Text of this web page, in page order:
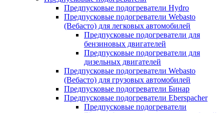
Предпусковые подогреватели Hydro
Предпусковые подогреватели Webasto
(Вебасто) для легковых автомобилей
Предпусковые подогреватели для
бензиновых двигателей
Предпусковые подогреватели для
дизельных двигателей
Предпусковые подогреватели Webasto
(Вебасто) для грузовых автомобилей
Предпусковые подогреватели Бинар
Предпусковые подогреватели Eberspacher
Предпусковые подогреватели